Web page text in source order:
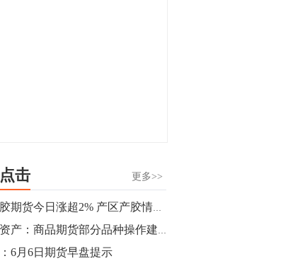
4.4%。
芝加哥11月大豆期货跌0.4%，12
货跌1%。
更多>>
击
刚刚！橡胶期货今日涨超2% 产区产胶情况好转！
风起云涌资产：商品期货部分品种操作建议（沪镍，甲醇，热卷，菜油）
6月6日期货早盘提示